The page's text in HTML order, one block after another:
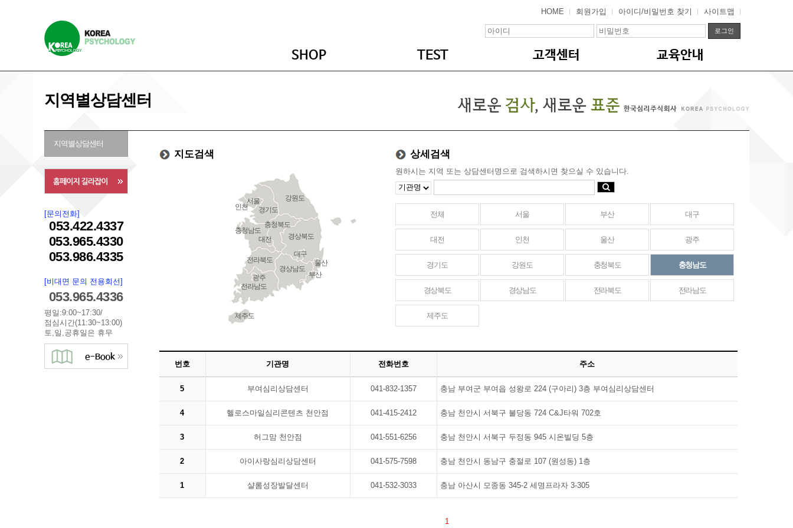
HOME 회원가입 아이디/비밀번호 찾기 사이트맵
SHOP TEST 고객센터 교육안내
지역별상담센터
지역별상담센터
[문의전화]
053.422.4337
053.965.4330
053.986.4335
[비대면 문의 전용회선]
053.965.4336
평일:9:00~17:30/
점심시간(11:30~13:00)
토,일,공휴일은 휴무
지도검색
서울
경기도
인천
강원도
충청북도
충청남도
대전
광주
전라북도
전라남도
경상북도
경상남도
대구
부산
울산
제주도
상세검색
원하시는 지역 또는 상담센터명으로 검색하시면 찾으실 수 있습니다.
전체 서울 부산 대구
대전 인천 울산 광주
경기도 강원도 충청북도 충청남도
경상북도 경상남도 전라북도 전라남도
제주도
번호 기관명 전화번호 주소
5 부여심리상담센터 041-832-1357 충남 부여군 부여읍 성왕로 224 (구아리) 3층 부여심리상담센터
4 헬로스마일심리콘텐츠 천안점 041-415-2412 충남 천안시 서북구 불당동 724 C&J타워 702호
3 허그맘 천안점 041-551-6256 충남 천안시 서북구 두정동 945 시온빌딩 5층
2 아이사랑심리상담센터 041-575-7598 충남 천안시 동남구 충절로 107 (원성동) 1층
1 샬롬성장발달센터 041-532-3033 충남 아산시 모종동 345-2 세명프라자 3-305
1